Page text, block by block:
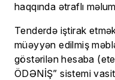
haqqında ətraflı
Tenderdə iştirak
müəyyən edilmiş
göstərilən hesaba
ÖDƏNİŞ” sistemi